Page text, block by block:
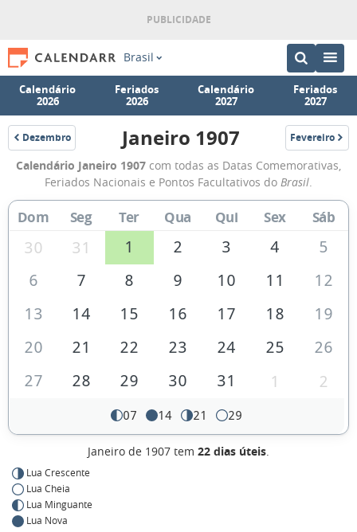
Brasil
Calendário
2026
Feriados
2026
Calendário
2027
Feriados
2027
Dezembro
1906
Calendário
de
Janeiro
de
1907
Janeiro 1907 Fevereiro
1907
Calendário Janeiro 1907 com todas as Datas Comemorativas,
Feriados Nacionais e Pontos Facultativos do Brasil.
Dom Seg Ter Qua Qui Sex Sáb
30 31 1 2 3 4
5
6
7 8 9 10 11
12
13
14 15 16 17 18
19
20
21 22 23 24 25
26
27
28 29 30 31 1 2
07 14 21 29
Janeiro de 1907 tem 22 dias úteis.
Lua Crescente
Lua Cheia
Lua Minguante
Lua Nova